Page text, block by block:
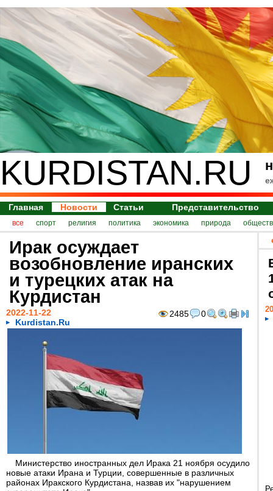
KURDISTAN.RU
Главная Новости Статьи Представительство
все спорт религия политика экономика природа
Ирак осуждает
возобновление иранских
и турецких атак на
Курдистан
2485 0
2022-11-22
Kurdistan.Ru
Министерство иностранных дел Ирака 21 ноября осудило
новые атаки Ирана и Турции, совершенные в различных
районах Иракского Курдистана, назвав их "нарушением